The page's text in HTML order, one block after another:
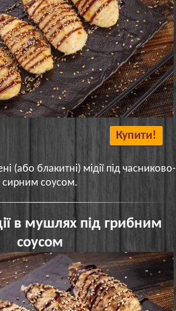
Купити!
(або блакитні) мідії під часниково-
сирним соусом.
в мушлях під грибним
соусом